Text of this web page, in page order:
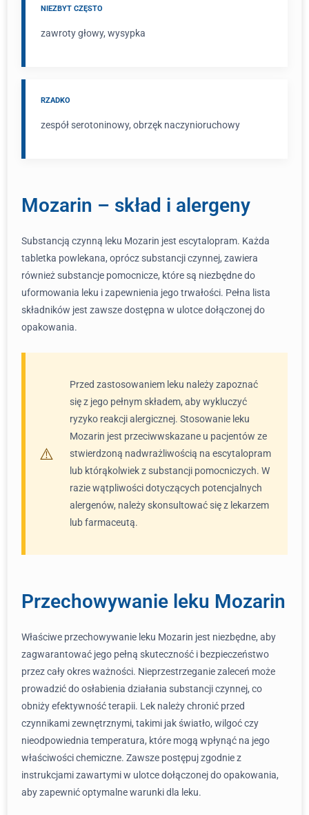
NIEZBYT CZĘSTO
zawroty głowy, wysypka
RZADKO
zespół serotoninowy, obrzęk naczynioruchowy
Mozarin – skład i alergeny
Substancją czynną leku Mozarin jest escytalopram. Każda
tabletka powlekana, oprócz substancji czynnej, zawiera
również substancje pomocnicze, które są niezbędne do
uformowania leku i zapewnienia jego trwałości. Pełna lista
składników jest zawsze dostępna w ulotce dołączonej do
opakowania.
Przed zastosowaniem leku należy zapoznać
się z jego pełnym składem, aby wykluczyć
ryzyko reakcji alergicznej. Stosowanie leku
Mozarin jest przeciwwskazane u pacjentów ze
stwierdzoną nadwrażliwością na escytalopram
lub którąkolwiek z substancji pomocniczych. W
razie wątpliwości dotyczących potencjalnych
alergenów, należy skonsultować się z lekarzem
lub farmaceutą.
Przechowywanie leku Mozarin
Właściwe przechowywanie leku Mozarin jest niezbędne, aby
zagwarantować jego pełną skuteczność i bezpieczeństwo
przez cały okres ważności. Nieprzestrzeganie zaleceń może
prowadzić do osłabienia działania substancji czynnej, co
obniży efektywność terapii. Lek należy chronić przed
czynnikami zewnętrznymi, takimi jak światło, wilgoć czy
nieodpowiednia temperatura, które mogą wpłynąć na jego
właściwości chemiczne. Zawsze postępuj zgodnie z
instrukcjami zawartymi w ulotce dołączonej do opakowania,
aby zapewnić optymalne warunki dla leku.